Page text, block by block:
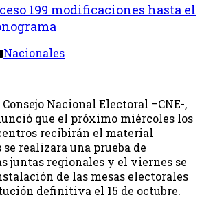
199 modificaciones hasta el
Nacionales
Nacional Electoral –CNE-,
que el próximo miércoles los
recibirán el material
realizara una prueba de
juntas regionales y el viernes se
de las mesas electorales
definitiva el 15 de octubre.